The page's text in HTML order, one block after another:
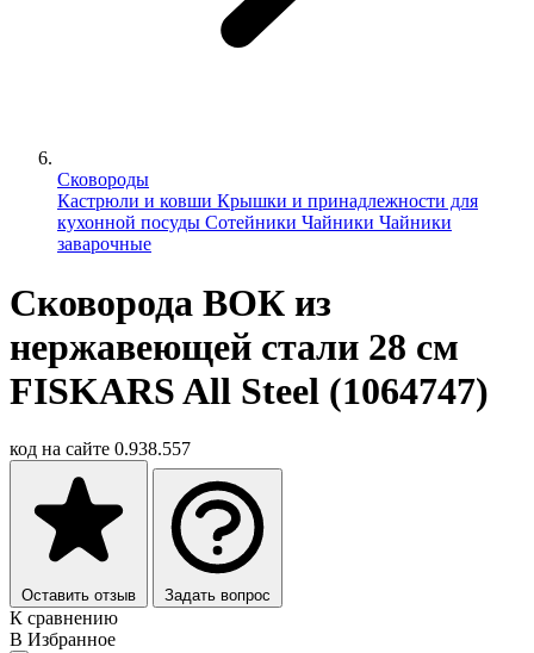
Сковороды
Кастрюли и ковши Крышки и принадлежности для
кухонной посуды Сотейники Чайники Чайники
заварочные
Сковорода ВОК из
нержавеющей стали 28 см
FISKARS All Steel (1064747)
код на сайте 0.938.557
Оставить отзыв Задать вопрос
К сравнению
В Избранное